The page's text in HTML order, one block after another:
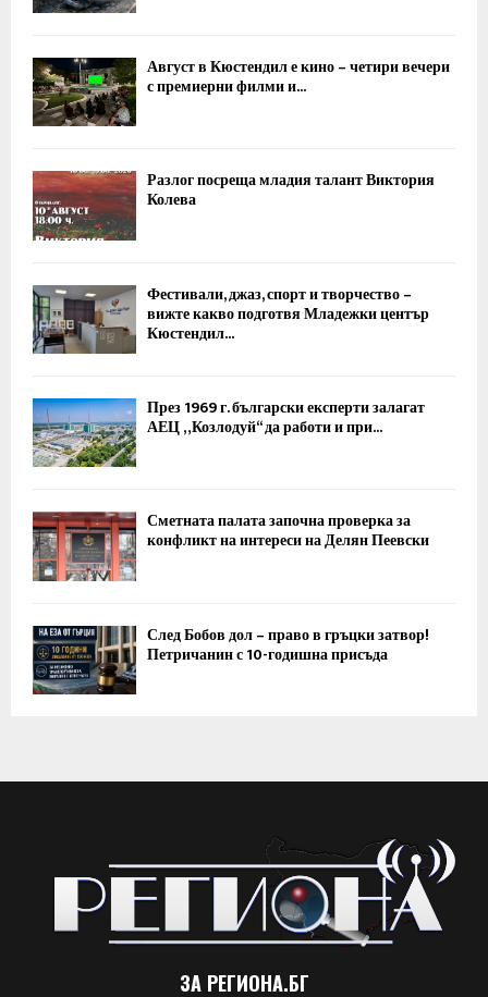
Август в Кюстендил е кино – четири вечери
с премиерни филми и...
Разлог посреща младия талант Виктория
Колева
Фестивали, джаз, спорт и творчество –
вижте какво подготвя Младежки център
Кюстендил...
През 1969 г. български експерти залагат
АЕЦ „Козлодуй“ да работи и при...
Сметната палата започна проверка за
конфликт на интереси на Делян Пеевски
След Бобов дол – право в гръцки затвор!
Петричанин с 10-годишна присъда
ЗА РЕГИОНА.БГ